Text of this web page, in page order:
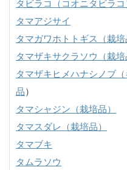
タビラコ（コオニタビラコ
タマアジサイ
タマガワホトトギス（栽培
タマザキサクラソウ（栽培
タマザキヒメハナシノブ
品）
タマシャジン（栽培品）
タマスダレ（栽培品）
タマブキ
タムラソウ